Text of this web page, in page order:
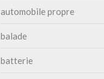
automobile propre
balade
batterie